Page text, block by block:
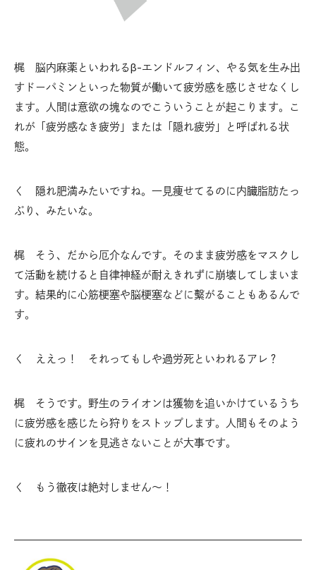
梶 脳内麻薬といわれるβ-エンドルフィン、やる気を生み出
すドーパミンといった物質が働いて疲労感を感じさせなくし
ます。人間は意欲の塊なのでこういうことが起こります。こ
れが「疲労感なき疲労」または「隠れ疲労」と呼ばれる状
態。
く 隠れ肥満みたいですね。一見痩せてるのに内臓脂肪たっ
ぷり、みたいな。
梶 そう、だから厄介なんです。そのまま疲労感をマスクし
て活動を続けると自律神経が耐えきれずに崩壊してしまいま
す。結果的に心筋梗塞や脳梗塞などに繫がることもあるんで
す。
く ええっ！ それってもしや過労死といわれるアレ？
梶 そうです。野生のライオンは獲物を追いかけているうち
に疲労感を感じたら狩りをストップします。人間もそのよう
に疲れのサインを見逃さないことが大事です。
く もう徹夜は絶対しません〜！